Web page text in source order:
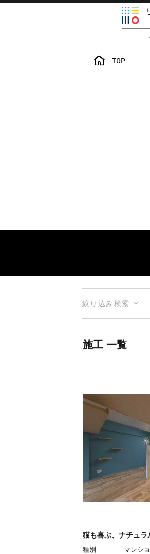
TOP
絞り込み検索
施工 一覧
猫も喜ぶ、ナチュラ
種別
マンシ